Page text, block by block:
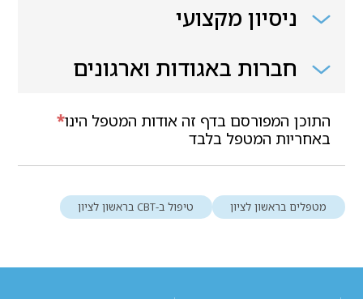
ניסיון מקצועי
חברות באגודות וארגונים
*התוכן המפורסם בדף זה אודות המטפל הינו
באחריות המטפל בלבד
מטפלים בראשון לציון טיפול ב-CBT בראשון לציון